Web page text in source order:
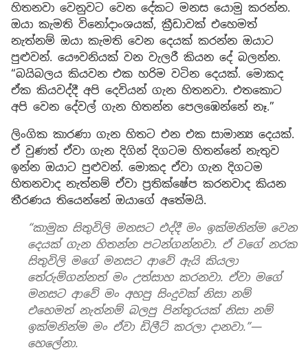
හිතනවා වෙනුවට වෙන දේකට මනස යොමු කරන්න.
ඔයා කැමති විනෝදාංශයක්, ක්‍රීඩාවක් එහෙමත්
නැත්නම් ඔයා කැමති වෙන දෙයක් කරන්න ඔයාට
පුළුවන්. යෞවනියක් වන වැලරී කියන දේ බලන්න.
“බයිබලය කියවන එක හරිම වටින දෙයක්. මොකද
ඒක කියවද්දී අපි දෙවියන් ගැන හිතනවා. එතකොට
අපි වෙන දේවල් ගැන හිතන්න පෙලඹෙන්නේ නෑ.”
ලිංගික කාරණා ගැන හිතට එන එක සාමාන්‍ය දෙයක්.
ඒ වුණත් ඒවා ගැන දිගින් දිගටම හිතන්නේ නැතුව
ඉන්න ඔයාට පුළුවන්. මොකද ඒවා ගැන දිගටම
හිතනවාද නැත්නම් ඒවා ප්‍රතික්ෂේප කරනවාද කියන
තීරණය තියෙන්නේ ඔයාගේ අතේමයි.
“කාමුක සිතුවිලි මනසට එද්දී මං ඉක්මනින්ම වෙන
දෙයක් ගැන හිතන්න පටන්ගන්නවා. ඒ වගේ නරක
සිතුවිලි මගේ මනසට ආවේ ඇයි කියලා
තේරුම්ගන්නත් මං උත්සාහ කරනවා. ඒවා මගේ
මනසට ආවේ මං අහපු සිංදුවක් නිසා නම්
එහෙමත් නැත්නම් බලපු පින්තූරයක් නිසා නම්
ඉක්මනින්ම මං ඒවා ඩිලීට් කරලා දානවා.”—
හෙලේනා.